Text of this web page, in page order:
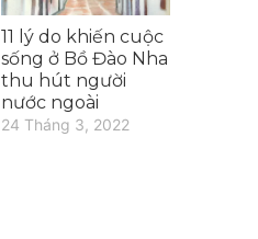
11 lý do khiến cuộc
sống ở Bồ Đào Nha
thu hút người
nước ngoài
24 Tháng 3, 2022